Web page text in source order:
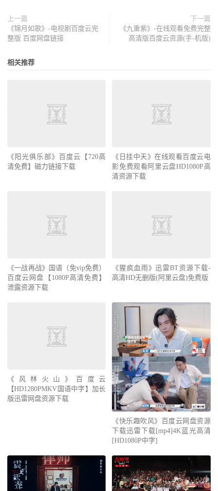
上一篇
《锦月如歌》-电视剧百度云完
整版 百度网盘链接
下一篇
《九重紫》-在线观看免费完整
高清版百度云资源(手-机版)
相关推荐
《阳光俱乐部》百度云【720高
清免费】磁力链接下载
《日挂中天》在线观看百度云电
影免费观看阿里云盘HD1080P高
清资源下载
《一战再战》国语（免vip免费）
百度云网盘【1080P高清免费】
泄露资源下载
《猩疯血雨》迅雷BT资源下载-
高清HD无删版(阿里云盘)免费版
《风林火山》百度云
【HD1280PMKV国语中字】加长
版迅雷网盘资源下载
《快乐趣吹风》百度云网盘资源
下载迅雷下载[mp4]4K蓝光高清
[HD1080P中字]